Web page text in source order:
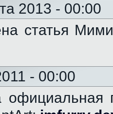
2013 - 00:00
статья
- 00:00
официальная